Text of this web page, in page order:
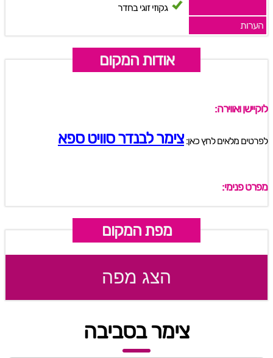
גקוזי זוגי בחדר
הערות
אודות המקום
לוקיישן ואווירה:
לפרטים מלאים לחץ כאן:צימר לבנדר סוויט ספא
מפרט פנימי:
מפת המקום
הצג מפה
צימר בסביבה